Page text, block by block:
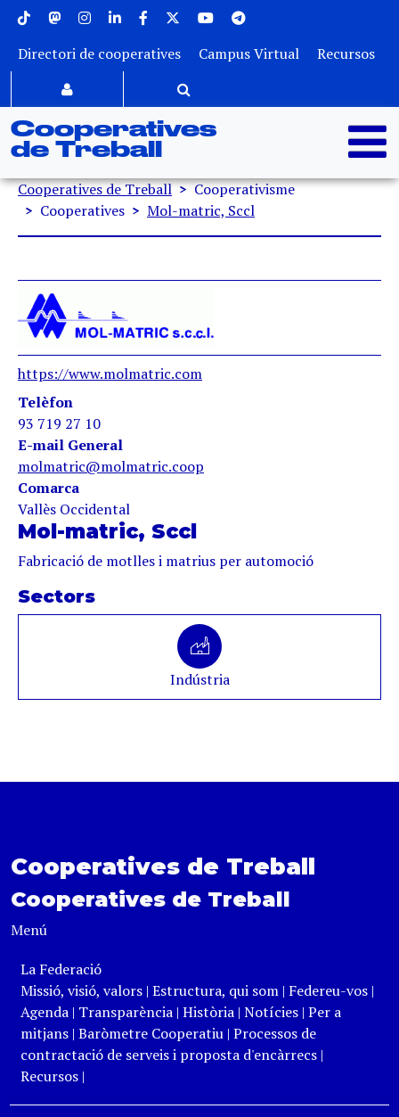
Vés al contingut
Menu superior
Directori de cooperatives Campus Virtual Recursos
Cooperatives
de Treball
Fil d'ariadna
Cooperatives de Treball
Cooperativisme
Cooperatives
Mol-matric, Sccl
https://www.molmatric.com
Telèfon
93 719 27 10
E-mail General
molmatric@molmatric.coop
Comarca
Vallès Occidental
Mol-matric, Sccl
Fabricació de motlles i matrius per automoció
Sectors
Indústria
Cooperatives de Treball
Cooperatives de Treball
Menú
La Federació
Missió, visió, valors| Estructura, qui som| Federeu-vos|
Agenda | Transparència| Història| Notícies | Per a
mitjans| Baròmetre Cooperatiu| Processos de
contractació de serveis i proposta d'encàrrecs|
Recursos|